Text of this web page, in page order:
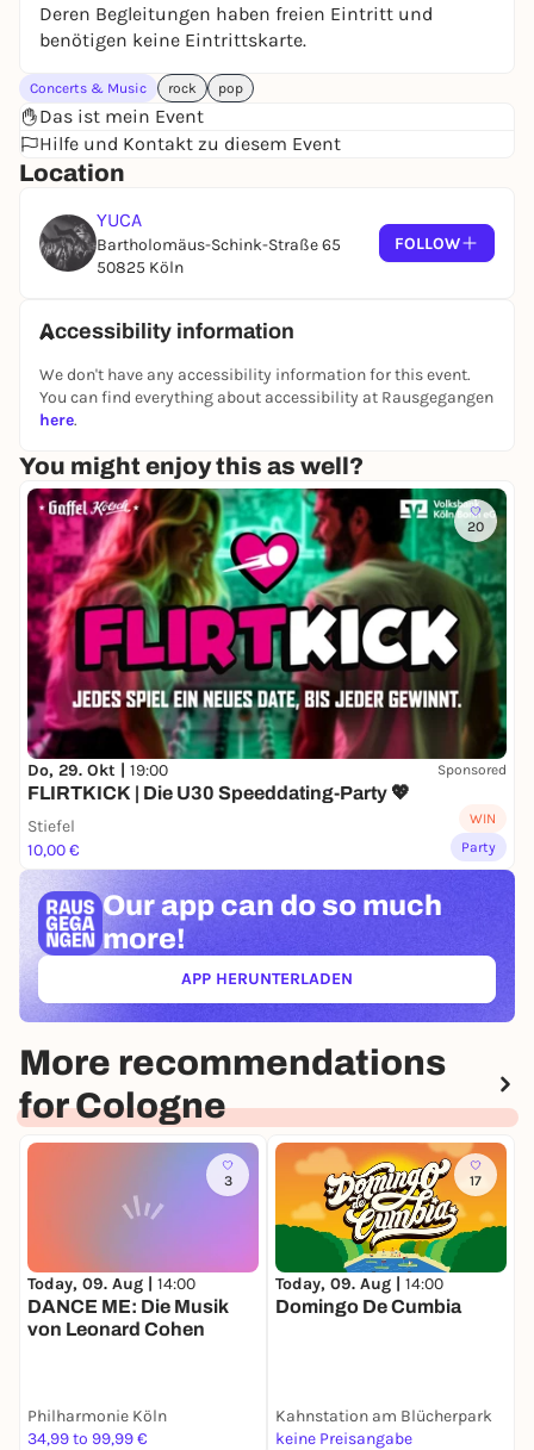
Deren Begleitungen haben freien Eintritt und
benötigen keine Eintrittskarte.
Concerts & Music rock pop
Das ist mein Event
Hilfe und Kontakt zu diesem Event
Location
YUCA
Bartholomäus-Schink-Straße 65
50825 Köln
FOLLOW
Accessibility information
We don't have any accessibility information for this event.
You can find everything about accessibility at Rausgegangen
here.
You might enjoy this as well?
20
Do, 29. Okt | 19:00 Sponsored
FLIRTKICK | Die U30 Speeddating-Party 💖
Stiefel
10,00 €
WIN
Party
Our app can do so much
more!
APP HERUNTERLADEN(ÖFFNET IN NEUEM TAB)
More recommendations
for Cologne
3
Today, 09. Aug | 14:00
DANCE ME: Die Musik
von Leonard Cohen
Philharmonie Köln
34,99 to 99,99 €
17
Today, 09. Aug | 14:00
Domingo De Cumbia
Kahnstation am Blücherpark
keine Preisangabe